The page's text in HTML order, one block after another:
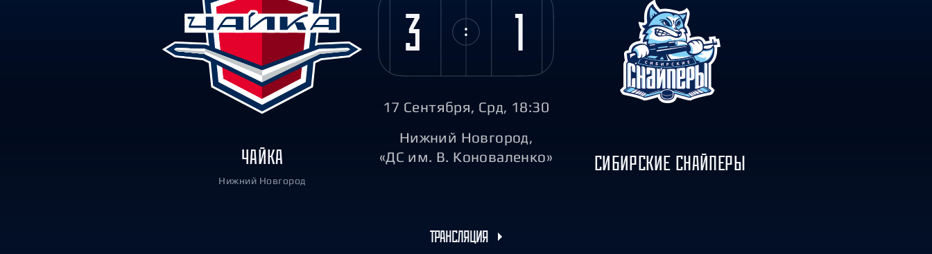
Локомотив
Северсталь
ЦСКА
Шанхайские Драконы
Салават Юлаев
ЧАЙКА
Нижний Новгород
3 1
17 Сентября, Срд, 18:30
Нижний Новгород,
«ДС им. В. Коноваленко»
СИБИРСКИЕ СНАЙПЕРЫ
ТРАНСЛЯЦИЯ